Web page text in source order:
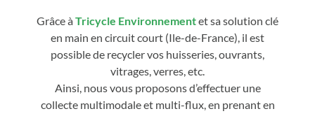
Grâce àTricycle Environnementet sa solution clé
en main en circuit court (Ile-de-France), il est
possible de recycler vos huisseries, ouvrants,
vitrages, verres, etc.
Ainsi, nous vous proposons d’effectuer une
collecte multimodale et multi-flux, en prenant en